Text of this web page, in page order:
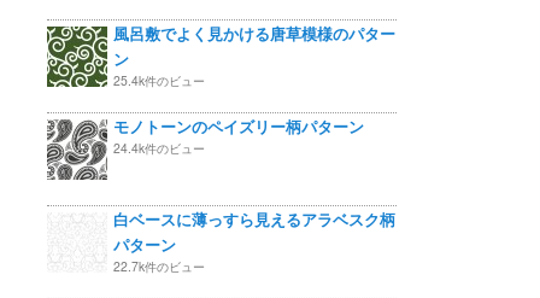
風呂敷でよく見かける唐草模様のパター
ン
25.4k件のビュー
モノトーンのペイズリー柄パターン
24.4k件のビュー
白ベースに薄っすら見えるアラベスク柄
パターン
22.7k件のビュー